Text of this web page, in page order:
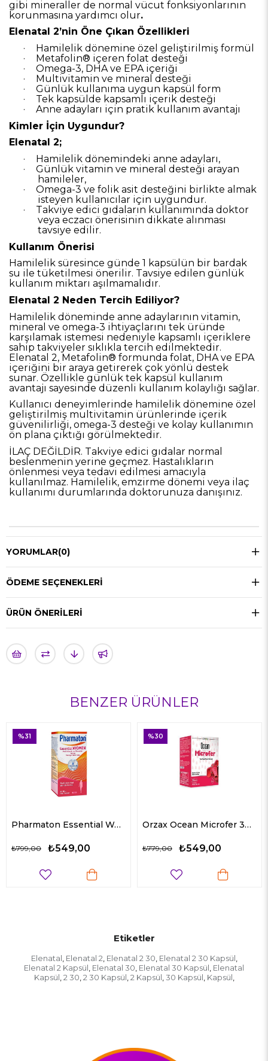
gibi mineraller de normal vücut fonksiyonlarının
korunmasına yardımcı olur.
Elenatal 2’nin Öne Çıkan Özellikleri
·
Hamilelik dönemine özel geliştirilmiş formül
·
Metafolin® içeren folat desteği
·
Omega-3, DHA ve EPA içeriği
·
Multivitamin ve mineral desteği
·
Günlük kullanıma uygun kapsül form
·
Tek kapsülde kapsamlı içerik desteği
·
Anne adayları için pratik kullanım avantajı
Kimler İçin Uygundur?
Elenatal 2;
·
Hamilelik dönemindeki anne adayları,
·
Günlük vitamin ve mineral desteği arayan
hamileler,
·
Omega-3 ve folik asit desteğini birlikte almak
isteyen kullanıcılar için uygundur.
·
Takviye edici gıdaların kullanımında doktor
veya eczacı önerisinin dikkate alınması
tavsiye edilir.
Kullanım Önerisi
Hamilelik süresince günde 1 kapsülün bir bardak
su ile tüketilmesi önerilir. Tavsiye edilen günlük
kullanım miktarı aşılmamalıdır.
Elenatal 2 Neden Tercih Ediliyor?
Hamilelik döneminde anne adaylarının vitamin,
mineral ve omega-3 ihtiyaçlarını tek üründe
karşılamak istemesi nedeniyle kapsamlı içeriklere
sahip takviyeler sıklıkla tercih edilmektedir.
Elenatal 2, Metafolin® formunda folat, DHA ve EPA
içeriğini bir araya getirerek çok yönlü destek
sunar. Özellikle günlük tek kapsül kullanım
avantajı sayesinde düzenli kullanım kolaylığı sağlar.
Kullanıcı deneyimlerinde hamilelik dönemine özel
geliştirilmiş multivitamin ürünlerinde içerik
güvenilirliği, omega-3 desteği ve kolay kullanımın
ön plana çıktığı görülmektedir.
İLAÇ DEĞİLDİR. Takviye edici gıdalar normal
beslenmenin yerine geçmez. Hastalıkların
önlenmesi veya tedavi edilmesi amacıyla
kullanılmaz. Hamilelik, emzirme dönemi veya ilaç
kullanımı durumlarında doktorunuza danışınız.
YORUMLAR(0)
ÖDEME SEÇENEKLERI
ÜRÜN ÖNERILERI
BENZER ÜRÜNLER
Pharmaton Essential Women 30 Tablet Orzax Ocean Microfer 30 ml
₺549,00
₺779,00
%30
₺504,90
₺768,90
%34
Etiketler
Elenatal Elenatal 2 Elenatal 2 30 Elenatal 2 30 Kapsül
Elenatal 2 Kapsül Elenatal 30 Elenatal 30 Kapsül Elenatal
Kapsül 2 30 2 30 Kapsül 2 Kapsül 30 Kapsül Kapsül